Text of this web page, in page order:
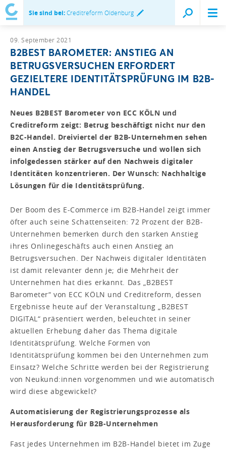
Sie sind bei:Creditreform Oldenburg
09. September 2021
B2BEST BAROMETER: ANSTIEG AN
BETRUGSVERSUCHEN ERFORDERT
GEZIELTERE IDENTITÄTSPRÜFUNG IM B2B-
HANDEL
Neues B2BEST Barometer von ECC KÖLN und
Creditreform zeigt: Betrug beschäftigt nicht nur den
B2C-Handel. Dreiviertel der B2B-Unternehmen sehen
einen Anstieg der Betrugsversuche und wollen sich
infolgedessen stärker auf den Nachweis digitaler
Identitäten konzentrieren. Der Wunsch: Nachhaltige
Lösungen für die Identitätsprüfung.
Der Boom des E-Commerce im B2B-Handel zeigt immer
öfter auch seine Schattenseiten: 72 Prozent der B2B-
Unternehmen bemerken durch den starken Anstieg
ihres Onlinegeschäfts auch einen Anstieg an
Betrugsversuchen. Der Nachweis digitaler Identitäten
ist damit relevanter denn je; die Mehrheit der
Unternehmen hat dies erkannt. Das „B2BEST
Barometer“ von ECC KÖLN und Creditreform, dessen
Ergebnisse heute auf der Veranstaltung „B2BEST
DIGITAL“ präsentiert werden, beleuchtet in seiner
aktuellen Erhebung daher das Thema digitale
Identitätsprüfung. Welche Formen von
Identitätsprüfung kommen bei den Unternehmen zum
Einsatz? Welche Schritte werden bei der Registrierung
von Neukund:innen vorgenommen und wie automatisch
wird diese abgewickelt?
Automatisierung der Registrierungsprozesse als
Herausforderung für B2B-Unternehmen
Fast jedes Unternehmen im B2B-Handel bietet im Zuge